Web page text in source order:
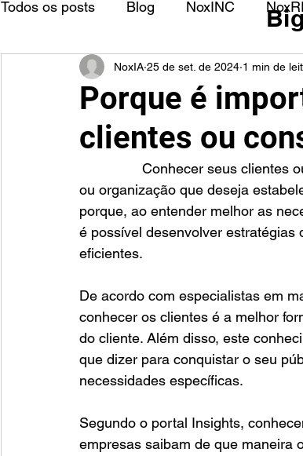
Todos os posts Blog NoxINC
Porque é
clientes ou
NoxIA 25 de set. de 2024 1 min de
ou organização que deseja
porque, ao entender melhor as
é possível desenvolver
eficientes.
De acordo com especialistas em
conhecer os clientes é a melhor
do cliente. Além disso, este
que dizer para conquistar o seu
necessidades específicas.
Segundo o portal Insights,
empresas saibam de que maneira